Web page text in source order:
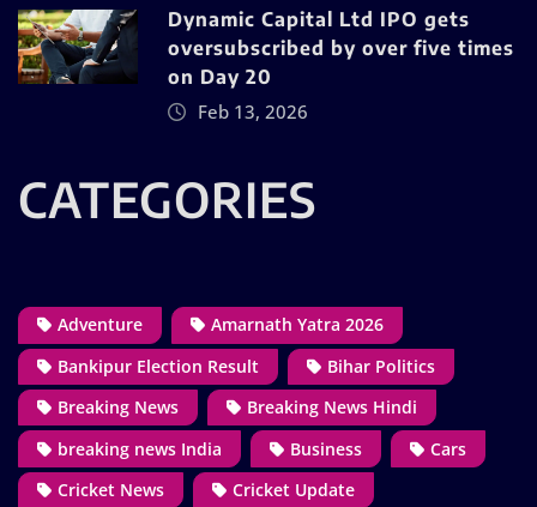
Dynamic Capital Ltd IPO gets
oversubscribed by over five times
on Day 20
Feb 13, 2026
CATEGORIES
Adventure
Amarnath Yatra 2026
Bankipur Election Result
Bihar Politics
Breaking News
Breaking News Hindi
breaking news India
Business
Cars
Cricket News
Cricket Update